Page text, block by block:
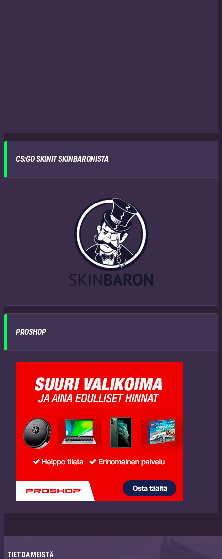
CS:GO SKINIT SKINBARONISTA
PROSHOP
TIETOA MEISTÄ